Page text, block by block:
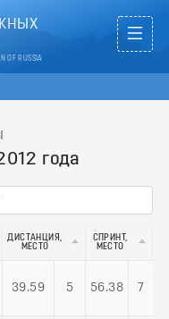
OF RUSSIA
года
ДИСТАНЦИЯ,
МЕСТО
СПРИНТ,
МЕСТО
39.59 5 56.38 7